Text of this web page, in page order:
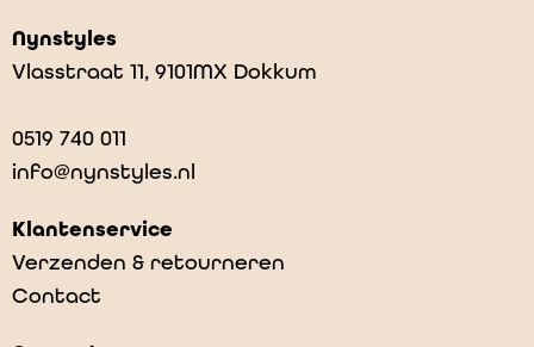
Nynstyles
Vlasstraat 11, 9101MX Dokkum
0519 740 011
info@nynstyles.nl
Klantenservice
Verzenden & retourneren
Contact